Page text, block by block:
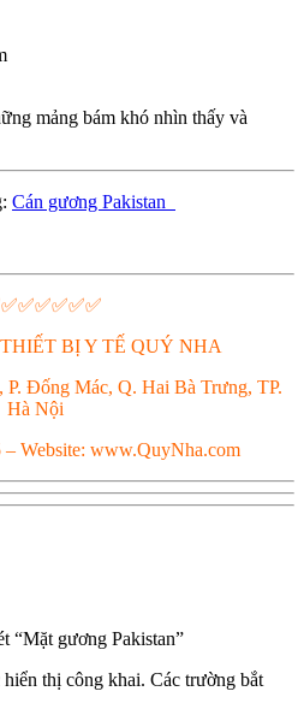
mảng bám khó nhìn thấy và
Cán gương Pakistan
BỊ Y TẾ QUÝ NHA
Đống Mác, Q. Hai Bà Trưng, TP.
Hà Nội
Website: www.QuyNha.com
“Mặt gương Pakistan”
thị công khai. Các trường bắt